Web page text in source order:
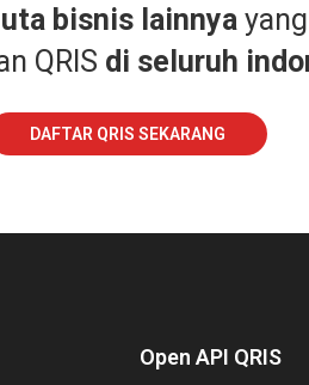
bisnis lainnya
QRIS di seluruh
DAFTAR QRIS SEKARANG
Open API QRIS